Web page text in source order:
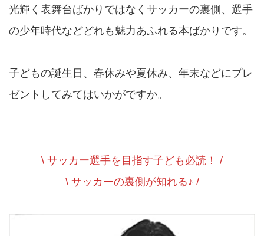
光輝く表舞台ばかりではなくサッカーの裏側、選手
の少年時代などどれも魅力あふれる本ばかりです。
子どもの誕生日、春休みや夏休み、年末などにプレ
ゼントしてみてはいかがですか。
\ サッカー選手を目指す子ども必読！ /
\ サッカーの裏側が知れる♪ /